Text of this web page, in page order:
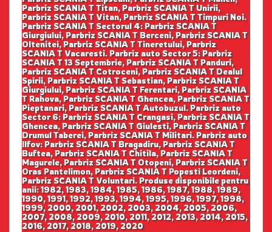
Parbriz SCANIA T Titan, Parbriz SCANIA T Unirii,
Parbriz SCANIA T Vitan, Parbriz SCANIA T Timpuri Noi.
Parbriz SCANIA T Sectorul 4: Parbriz SCANIA T
Giurgiului, Parbriz SCANIA T Berceni, Parbriz SCANIA T
Oltenitei, Parbriz SCANIA T Tineretului, Parbriz
SCANIA T Vacaresti. Parbriz auto Sector 5: Parbriz
SCANIA T 13 Septembrie, Parbriz SCANIA T Panduri,
Parbriz SCANIA T Cotroceni, Parbriz SCANIA T Dealul
Spirii, Parbriz SCANIA T Sebastian, Parbriz SCANIA T
Giurgiului, Parbriz SCANIA T Ferentari, Parbriz SCANIA
T Rahova, Parbriz SCANIA T Ghencea, Parbriz SCANIA T
Pieptanari, Parbriz SCANIA T Autobuzul. Parbriz auto
Sector 6: Parbriz SCANIA T Crangasi, Parbriz SCANIA T
Ghencea, Parbriz SCANIA T Giulesti, Parbriz SCANIA T
Drumul Taberei, Parbriz SCANIA T Militari. Parbriz auto
Ilfov: Parbriz SCANIA T Bragadiru, Parbriz SCANIA T
Buftea, Parbriz SCANIA T Chitila, Parbriz SCANIA T
Magurele, Parbriz SCANIA T Otopeni, Parbriz SCANIA T
Oras Pantelimon, Parbriz SCANIA T Popesti Leordeni,
Parbriz SCANIA T Voluntari. Produse disponibile pentru
anii: 1982, 1983, 1984, 1985, 1986, 1987, 1988, 1989,
1990, 1991, 1992, 1993, 1994, 1995, 1996, 1997, 1998,
1999, 2000, 2001, 2002, 2003, 2004, 2005, 2006,
2007, 2008, 2009, 2010, 2011, 2012, 2013, 2014, 2015,
2016, 2017, 2018, 2019, 2020